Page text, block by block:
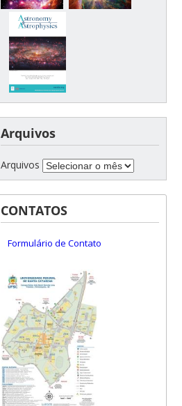
Arquivos
Arquivos
CONTATOS
Formulário de Contato